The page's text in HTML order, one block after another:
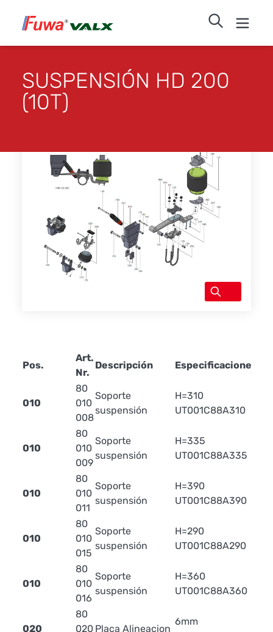
SUSPENSIÓN HD 200
(10T)
Pos.
Art.
Nr.
Descripción Especificaciones
010
80
010
008
Soporte
suspensión
H=310
UT001C88A310
010
80
010
009
Soporte
suspensión
H=335
UT001C88A335
010
80
010
011
Soporte
suspensión
H=390
UT001C88A390
010
80
010
015
Soporte
suspensión
H=290
UT001C88A290
010
80
010
016
Soporte
suspensión
H=360
UT001C88A360
020
80
020 Placa Alineacion
6mm